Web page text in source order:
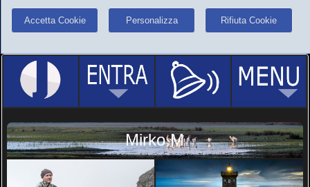
Accetta Cookie Personalizza Rifiuta Cookie
Mirko M